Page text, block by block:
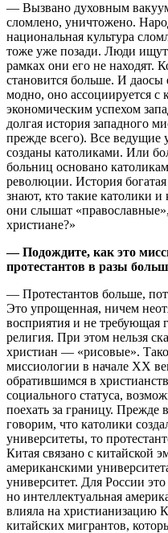
— Вызвано духовным
сломлено, уничтожено.
национальная культура
тоже уже позади. Люди
рамках они его не находят.
становится больше. И даосы
модно, оно ассоциируется с
экономическим успехом
долгая история западного
прежде всего). Все ведущие
созданы католиками. Или
больниц основано
революции. История
знают, кто такие католики и
они слышат
христиане?»
— Подождите, как это
протестантов в разы
— Протестантов больше,
Это упрощенная, ничем
восприятия и не требующая
религия. При этом нельзя
христиан — «рисовые».
миссиологии в начале XX
обратившимся в
социального статуса,
поехать за границу.
говорим, что католики
университеты, то
Китая связано с китайской
американскими
университет. Для России
но интеллектуальная
влияла на христианизацию
китайских мигрантов,